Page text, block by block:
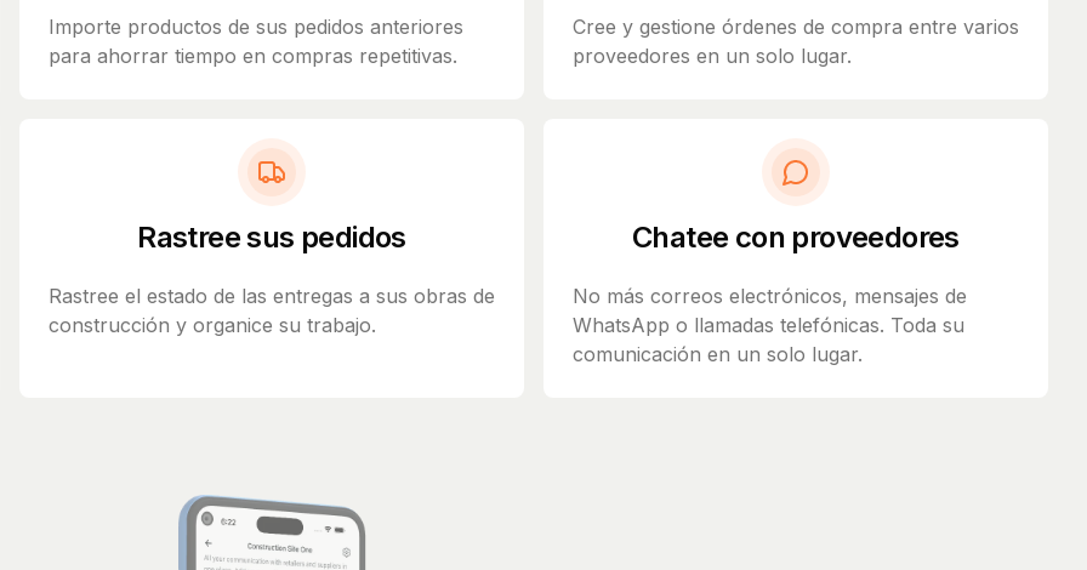
Importe productos de sus pedidos anteriores
para ahorrar tiempo en compras repetitivas.
Cree y gestione órdenes de compra entre varios
proveedores en un solo lugar.
Rastree sus pedidos
Rastree el estado de las entregas a sus obras de
construcción y organice su trabajo.
Chatee con proveedores
No más correos electrónicos, mensajes de
WhatsApp o llamadas telefónicas. Toda su
comunicación en un solo lugar.